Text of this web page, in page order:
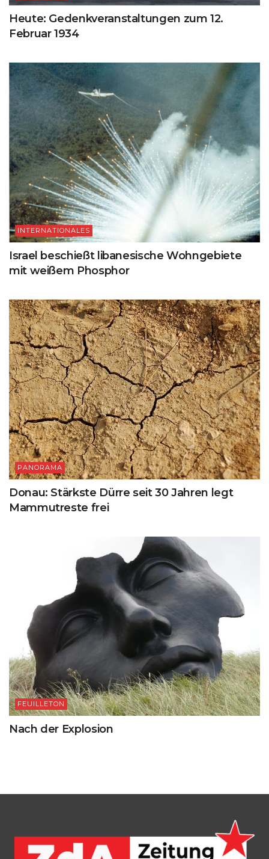
Heute: Gedenkveranstaltungen zum 12.
Februar 1934
INTERNATIONALES
Israel beschießt libanesische Wohngebiete
mit weißem Phosphor
PANORAMA
Donau: Stärkste Dürre seit 30 Jahren legt
Mammutreste frei
FEUILLETON
Nach der Explosion